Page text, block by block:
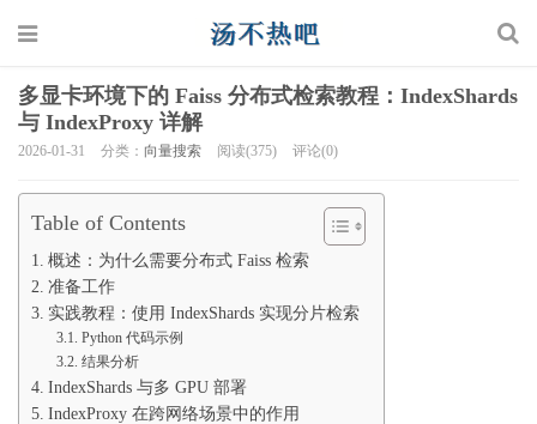
多显卡环境下的 Faiss 分布式检索教程：IndexShards
与 IndexProxy 详解
2026-01-31 分类： 向量搜索 阅读(375) 评论(0)
Table of Contents
概述：为什么需要分布式 Faiss 检索
准备工作
实践教程：使用 IndexShards 实现分片检索
Python 代码示例
结果分析
IndexShards 与多 GPU 部署
IndexProxy 在跨网络场景中的作用